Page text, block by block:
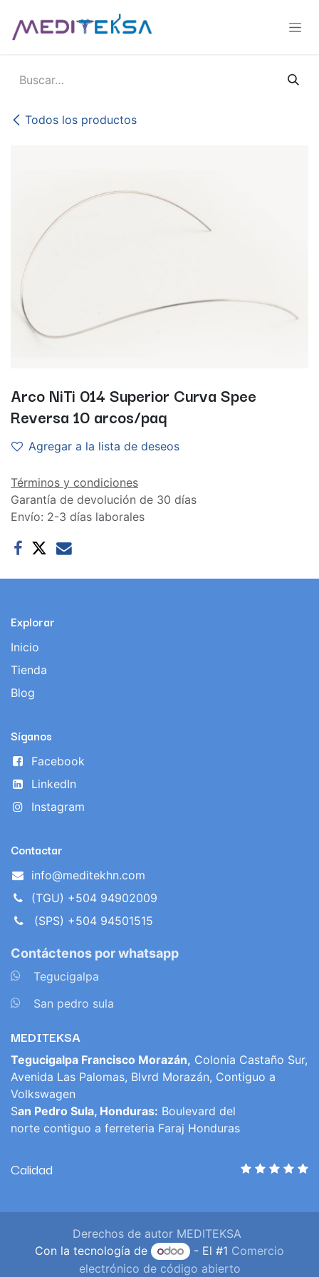
Todos los productos
Arco NiTi 014 Superior Curva Spee
Reversa 10 arcos/paq
Agregar a la lista de deseos
Términos y condiciones
Garantía de devolución de 30 días
Envío: 2-3 días laborales
Explorar
Inicio
Tienda
Blog
Síganos
Facebook
LinkedIn
Instagram
Contactar
info@meditekhn.com
(TGU) +504 94902009
(SPS) +504 94501515
Contáctenos por whatsapp
Tegucigalpa
San pedro sula
MEDITEKSA
Tegucigalpa Francisco Morazán, Colonia Castaño Sur,
Avenida Las Palomas, Blvrd Morazán, Contiguo a
Volkswagen
San Pedro Sula, Honduras: Boulevard del
norte contiguo a ferreteria Faraj Honduras
Calidad
Derechos de autor MEDITEKSA
Con la tecnología de
- El #1 Comercio
electrónico de código abierto